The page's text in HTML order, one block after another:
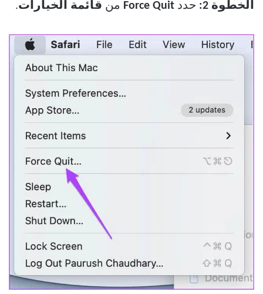
الخطوة 2: حدد Force Quit من قائمة الخيارات.